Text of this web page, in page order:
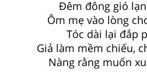
Đêm đông gió
Ôm mẹ vào lòng
Tóc dài lại đắp
Giả làm mềm chiếu,
Nàng rằng muốn